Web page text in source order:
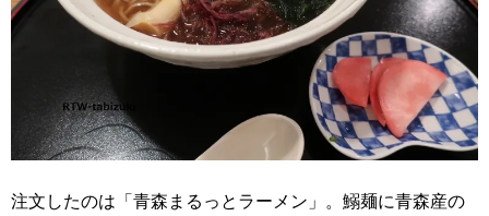
注文したのは「青森まるっとラーメン」。鰯麺に青森産の